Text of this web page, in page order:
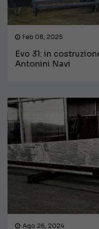
Feb 08, 2025
Evo 31: in
Antonini Navi
Ago 26, 2024